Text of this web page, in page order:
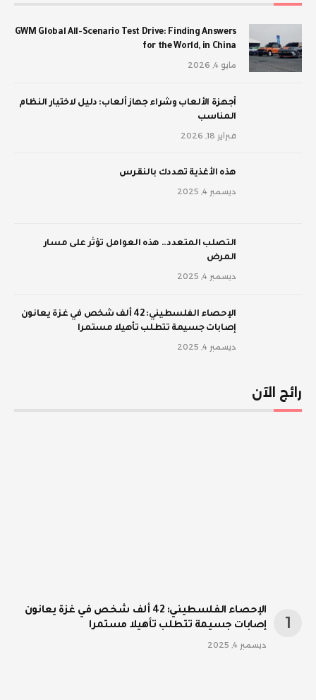
GWM Global All-Scenario Test Drive: Finding Answers
for the World, in China
مايو 4, 2026
أجهزة الألعاب وشراء جهاز ألعاب: دليل لاختيار النظام
المناسب
فبراير 18, 2026
‫هذه الأغذية تهددك بالنقرس
ديسمبر 4, 2025
‫التصلب المتعدد.. هذه العوامل تؤثر على مسار
المرض
ديسمبر 4, 2025
الإحصاء الفلسطيني: 42 ألف شخص في غزة يعانون
إصابات جسيمة تتطلب تأهيلا مستمرا
ديسمبر 4, 2025
رائج الآن
الإحصاء الفلسطيني: 42 ألف شخص في غزة يعانون
إصابات جسيمة تتطلب تأهيلا مستمرا
ديسمبر 4, 2025